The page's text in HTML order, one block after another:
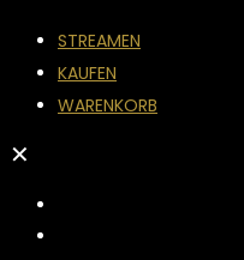
STREAMEN
KAUFEN
WARENKORB
✕